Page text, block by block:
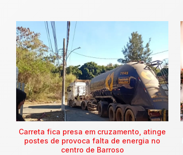
Carreta fica presa em cruzamento, atinge
postes de provoca falta de energia no
centro de Barroso